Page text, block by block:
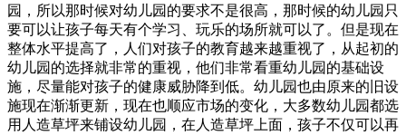
园，所以那时候对幼儿园的要求不是很高，那时候的幼儿园只
要可以让孩子每天有个学习、玩乐的场所就可以了。但是现在
整体水平提高了，人们对孩子的教育越来越重视了，从起初的
幼儿园的选择就非常的重视，他们非常看重幼儿园的基础设
施，尽量能对孩子的健康威胁降到低。幼儿园也由原来的旧设
施现在渐渐更新，现在也顺应市场的变化，大多数幼儿园都选
用人造草坪来铺设幼儿园，在人造草坪上面，孩子不仅可以再